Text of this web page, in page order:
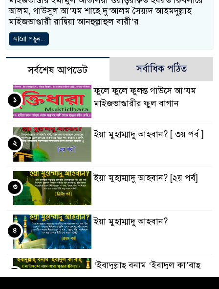
আলম, গাউসুল আ’যম শাহে দু’আলম সৈয়্যদ আহমদুল্লাহ
মাইজভাণ্ডারী রাদ্বিয়া আনহুল্লাহুল বারী’র
আরো পড়ুন...
সর্বশেষ আপডেট সর্বাধিক পঠিত
ফুলে ফুলে ফুলন্ত গাউসে আ’যম
মাইজভাণ্ডারীর ফুল বাগান
১
ইয়া মুহাম্মাদু আহবান? [ ৩য় পর্ব ]
২
ইয়া মুহাম্মাদু আহবান? [২য় পর্ব]
৩
ইয়া মুহাম্মাদু আহবান?
৪
‘ইবাদুল্লাহ্ বনাম ‘ইবাদুল কা’বাহ্